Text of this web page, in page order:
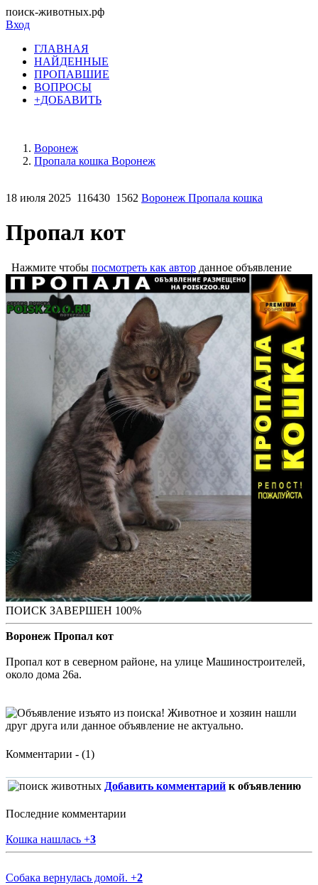
поиск-животных.рф
Вход
ГЛАВНАЯ
НАЙДЕННЫЕ
ПРОПАВШИЕ
ВОПРОСЫ
+ДОБАВИТЬ
Воронеж
Пропала кошка Воронеж
18 июля 2025 116430 1562 Воронеж Пропала кошка
Пропал кот
Нажмите чтобы посмотреть как автор данное объявление
ПОИСК ЗАВЕРШЕН 100%
Воронеж Пропал кот
Пропал кот в северном районе, на улице Машиностроителей,
около дома 26а.
Комментарии - (1)
Добавить комментарий к объявлению
Последние комментарии
Кошка нашлась +3
Собака вернулась домой. +2